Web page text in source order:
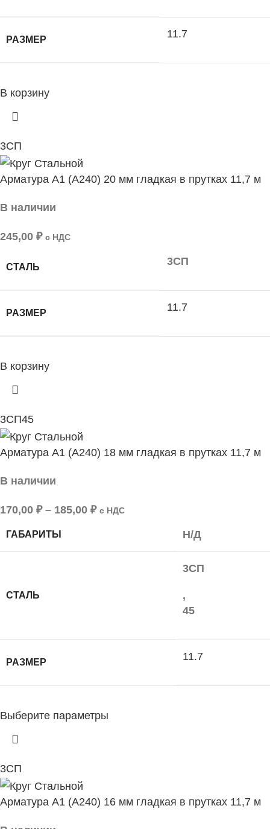
РАЗМЕР 11.7
В корзину
3СП
Арматура А1 (А240) 20 мм гладкая в прутках 11,7 м
В наличии
245,00 ₽ с НДС
СТАЛЬ 3СП
РАЗМЕР 11.7
В корзину
3СП45
Арматура А1 (А240) 18 мм гладкая в прутках 11,7 м
В наличии
170,00 ₽ – 185,00 ₽ с НДС
ГАБАРИТЫ Н/Д
СТАЛЬ
3СП
,
45
РАЗМЕР 11.7
Выберите параметры
3СП
Арматура А1 (А240) 16 мм гладкая в прутках 11,7 м